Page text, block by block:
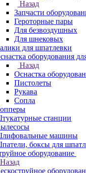
Назад
Запчасти
Героторные пары
Для безвоздушных
Для шнековых
для шпатлевки
оборудования
Назад
Оснастка
Пистолеты
Рукава
Сопла
станции
машины
боксы для
оборудование
Назад